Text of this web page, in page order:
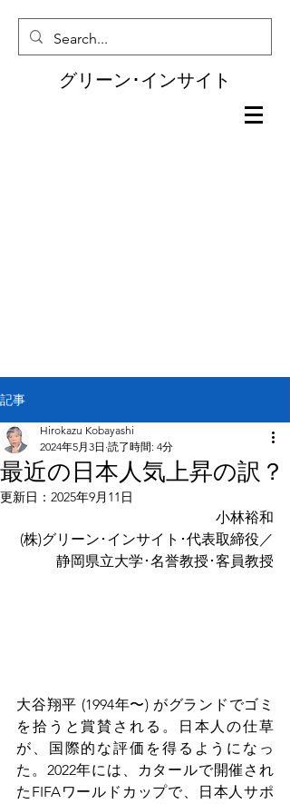
グリーン･インサイト
記事
最近の日本人気上昇の訳？
Hirokazu Kobayashi
2024年5月3日 読了時間: 4分
更新日： 2025年9月11日
小林裕和
(株)グリーン･インサイト･代表取締役／
静岡県立大学･名誉教授･客員教授
大谷翔平 (1994年〜) がグランドでゴミ
を拾うと賞賛される。日本人の仕草
が、国際的な評価を得るようになっ
た。2022年には、カタールで開催され
たFIFAワールドカップで、日本人サポ